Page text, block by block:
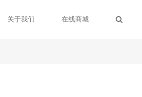
关于我们 在线商城